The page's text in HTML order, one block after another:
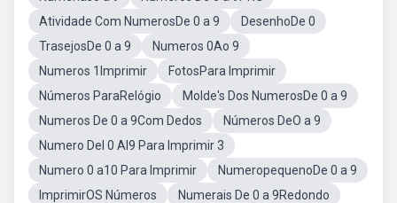
Atividade Com NumerosDe 0 a 9
DesenhoDe 0
TrasejosDe 0 a 9
Numeros 0Ao 9
Numeros 1Imprimir
FotosPara Imprimir
Números ParaRelógio
Molde's Dos NumerosDe 0 a 9
Numeros De 0 a 9Com Dedos
Números DeO a 9
Numero Del 0 Al9 Para Imprimir 3
Numero 0 a10 Para Imprimir
NumeropequenoDe 0 a 9
ImprimirOS Números
Numerais De 0 a 9Redondo